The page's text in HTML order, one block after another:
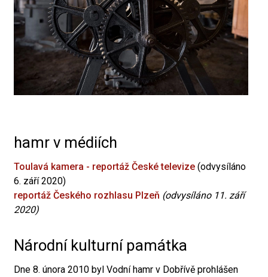
hamr v médiích
Toulavá kamera - reportáž České televize (odvysíláno
6. září 2020)
reportáž Českého rozhlasu Plzeň (odvysíláno 11. září
2020)
Národní kulturní památka
Dne 8. února 2010 byl Vodní hamr v Dobřívě prohlášen